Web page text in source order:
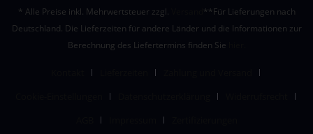
* Alle Preise inkl. Mehrwertsteuer zzgl.
**Für Lieferungen nach
Deutschland. Die Lieferzeiten für andere Länder und die Informationen zur
Berechnung des Liefertermins finden Sie